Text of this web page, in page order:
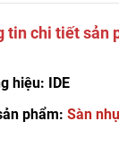
tin chi tiết sản
hiệu: IDE
phẩm: Sàn